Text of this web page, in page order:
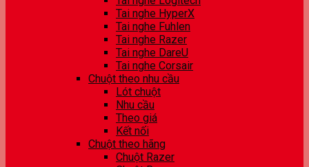
Tai nghe HyperX
Tai nghe Fuhlen
Tai nghe Razer
Tai nghe DareU
Tai nghe Corsair
Chuột theo nhu cầu
Lót chuột
Nhu cầu
Theo giá
Kết nối
Chuột theo hãng
Chuột Razer